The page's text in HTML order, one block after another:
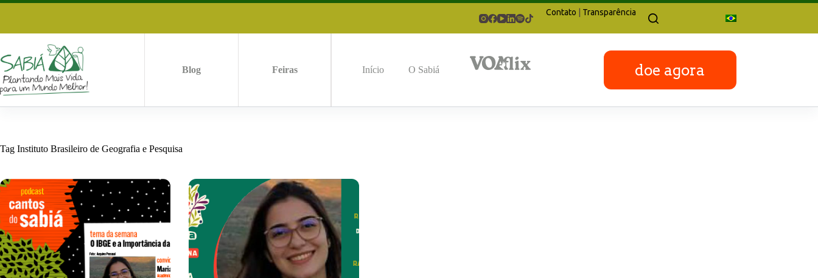
Pular
Contato | Transparência
Blog Feiras Início O Sabiá doe agora
Tag Instituto Brasileiro de Geografia e Pesquisa